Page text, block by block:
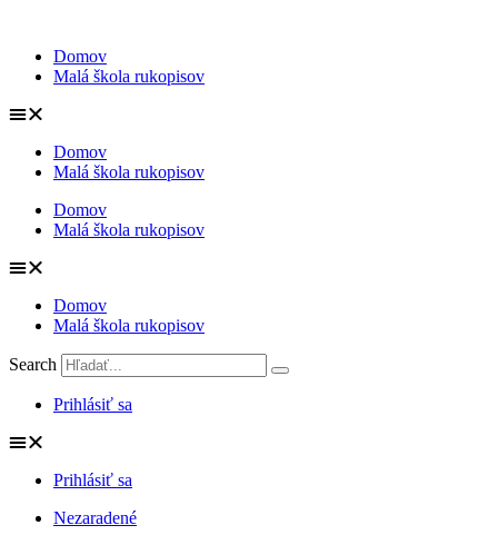
obsah
Domov
Malá škola rukopisov
Domov
Malá škola rukopisov
Domov
Malá škola rukopisov
Domov
Malá škola rukopisov
Search
Prihlásiť sa
Prihlásiť sa
Nezaradené